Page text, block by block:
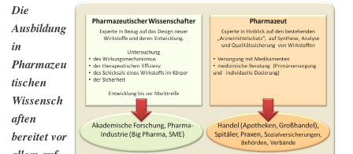
Die
Ausbildung
in
Pharmazeu
tischen
Wissensch
aften
bereitet vor